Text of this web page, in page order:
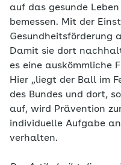
auf das gesunde
bemessen. Mit der
Gesundheitsförderung
Damit sie dort
es eine auskömmliche
Hier „liegt der Ball im
des Bundes und dort,
auf, wird Prävention
individuelle Aufgabe
verhalten.